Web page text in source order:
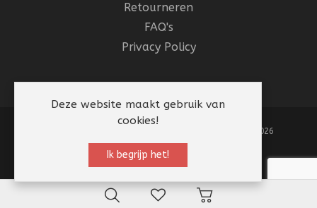
Retourneren
FAQ's
Privacy Policy
| © Beterpet 1983 - 2026
Deze website maakt gebruik van
cookies!
Ik begrijp het!